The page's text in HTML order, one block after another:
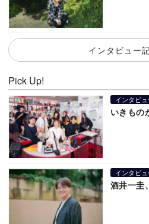
インタビュー
Pick Up!
インタビュ
いきも
インタビュ
酒井一圭